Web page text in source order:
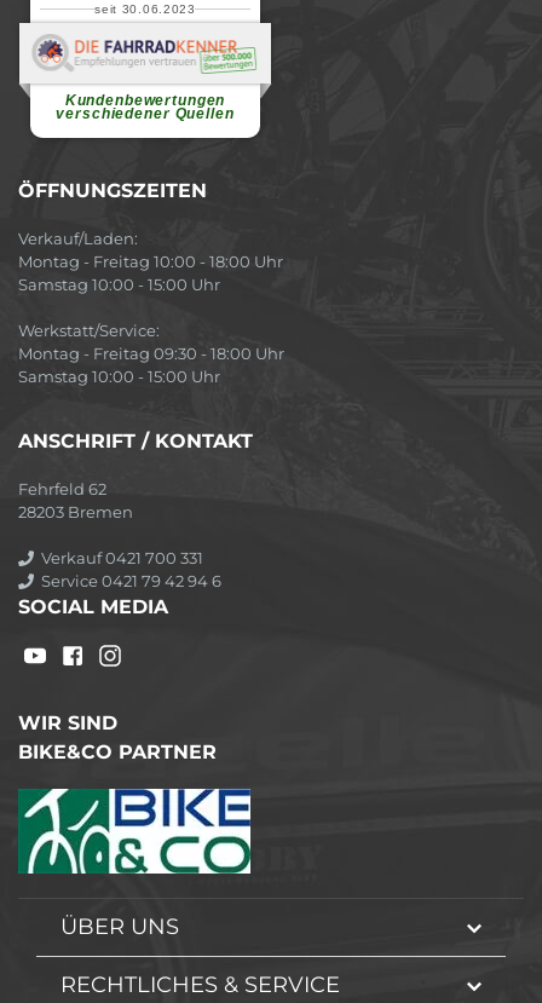
seit 30.06.2023
Kundenbewertungen
verschiedener Quellen
Renate H.
Vielen Dank für ein herzliches
ÖFFNUNGSZEITEN
Verkauf/Laden:
Montag - Freitag 10:00 - 18:00 Uhr
Samstag 10:00 - 15:00 Uhr
Werkstatt/Service:
Montag - Freitag 09:30 - 18:00 Uhr
Samstag 10:00 - 15:00 Uhr
ANSCHRIFT / KONTAKT
Fehrfeld 62
28203 Bremen
Verkauf 0421 700 331
Service 0421 79 42 94 6
SOCIAL MEDIA
WIR SIND
BIKE&CO PARTNER
ÜBER UNS
RECHTLICHES & SERVICE